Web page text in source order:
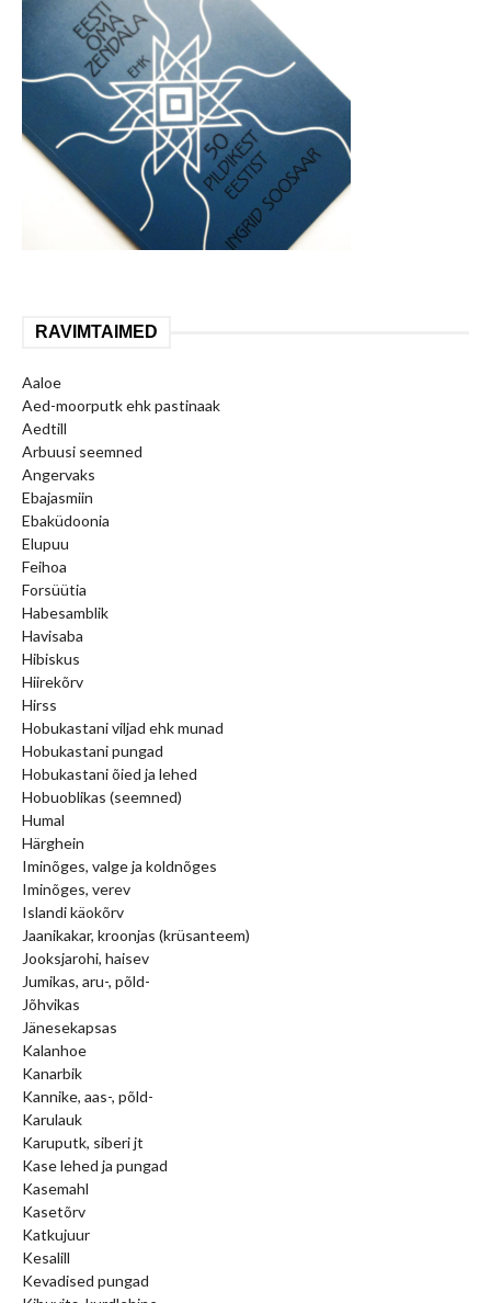
RAVIMTAIMED
Aaloe
Aed-moorputk ehk pastinaak
Aedtill
Arbuusi seemned
Angervaks
Ebajasmiin
Ebaküdoonia
Elupuu
Feihoa
Forsüütia
Habesamblik
Havisaba
Hibiskus
Hiirekõrv
Hirss
Hobukastani viljad ehk munad
Hobukastani pungad
Hobukastani õied ja lehed
Hobuoblikas (seemned)
Humal
Härghein
Iminõges, valge ja koldnõges
Iminõges, verev
Islandi käokõrv
Jaanikakar, kroonjas (krüsanteem)
Jooksjarohi, haisev
Jumikas, aru-, põld-
Jõhvikas
Jänesekapsas
Kalanhoe
Kanarbik
Kannike, aas-, põld-
Karulauk
Karuputk, siberi jt
Kase lehed ja pungad
Kasemahl
Kasetõrv
Katkujuur
Kesalill
Kevadised pungad